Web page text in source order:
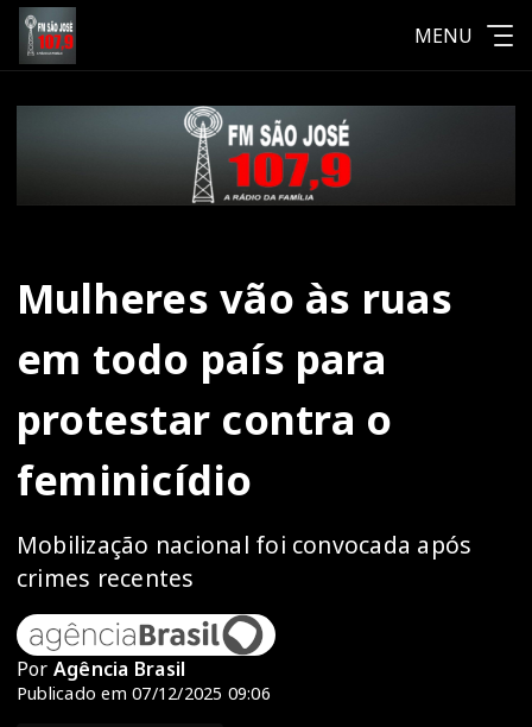
MENU
Mulheres vão às ruas
em todo país para
protestar contra o
feminicídio
Mobilização nacional foi convocada após
crimes recentes
Por Agência Brasil
Publicado em 07/12/2025 09:06